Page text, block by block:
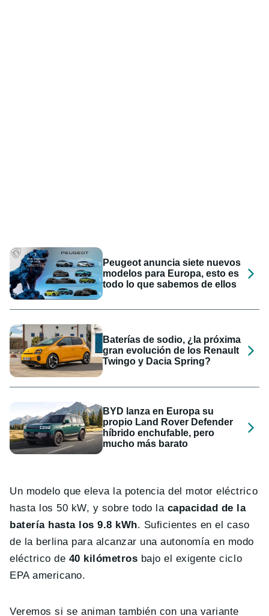
Peugeot anuncia siete nuevos
modelos para Europa, esto es
todo lo que sabemos de ellos
Baterías de sodio, ¿la próxima
gran evolución de los Renault
Twingo y Dacia Spring?
BYD lanza en Europa su
propio Land Rover Defender
híbrido enchufable, pero
mucho más barato
Un modelo que eleva la potencia del motor eléctrico
hasta los 50 kW, y sobre todo lacapacidad de la
batería hasta los 9.8 kWh. Suficientes en el caso
de la berlina para alcanzar una autonomía en modo
eléctrico de 40 kilómetros bajo el exigente ciclo
EPA americano.
Veremos si se animan también con una variante